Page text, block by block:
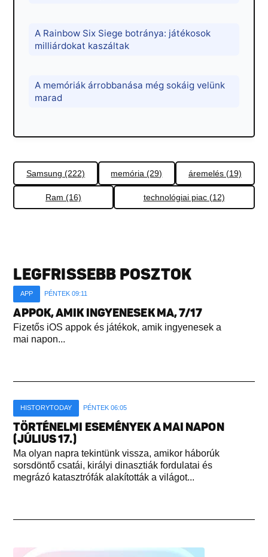
A Rainbow Six Siege botránya: játékosok
milliárdokat kaszáltak
A memóriák árrobbanása még sokáig velünk
marad
Samsung (222) memória (29) áremelés (19)
Ram (16) technológiai piac (12)
LEGFRISSEBB POSZTOK
APP PÉNTEK 09:11
APPOK, AMIK INGYENESEK MA, 7/17
Fizetős iOS appok és játékok, amik ingyenesek a
mai napon...
HISTORYTODAY PÉNTEK 06:05
TÖRTÉNELMI ESEMÉNYEK A MAI NAPON
(JÚLIUS 17.)
Ma olyan napra tekintünk vissza, amikor háborúk
sorsdöntő csatái, királyi dinasztiák fordulatai és
megrázó katasztrófák alakították a világot...